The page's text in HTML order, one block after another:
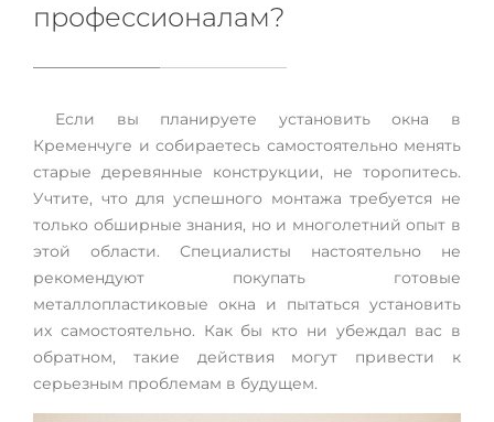
профессионалам?
Если вы планируете установить окна в
Кременчуге и собираетесь самостоятельно менять
старые деревянные конструкции, не торопитесь.
Учтите, что для успешного монтажа требуется не
только обширные знания, но и многолетний опыт в
этой области. Специалисты настоятельно не
рекомендуют покупать готовые
металлопластиковые окна и пытаться установить
их самостоятельно. Как бы кто ни убеждал вас в
обратном, такие действия могут привести к
серьезным проблемам в будущем.